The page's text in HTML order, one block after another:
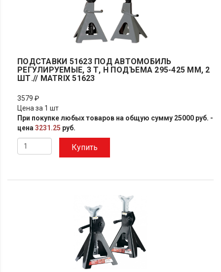
ПОДСТАВКИ 51623 ПОД АВТОМОБИЛЬ
РЕГУЛИРУЕМЫЕ, 3 Т, H ПОДЪЕМА 295-425 ММ, 2
ШТ.// MATRIX 51623
3579 ₽
Цена за 1 шт
При покупке любых товаров на общую сумму 25000 руб. -
цена 3231.25 руб.
Купить